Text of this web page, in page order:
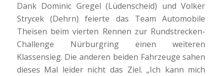
Dank Dominic Gregel (Lüdenscheid) und Volker
Strycek (Dehrn) feierte das Team Automobile
Theisen beim vierten Rennen zur Rundstrecken-
Challenge Nürburgring einen weiteren
Klassensieg. Die anderen beiden Fahrzeuge sahen
dieses Mal leider nicht das Ziel. „Ich kann mich